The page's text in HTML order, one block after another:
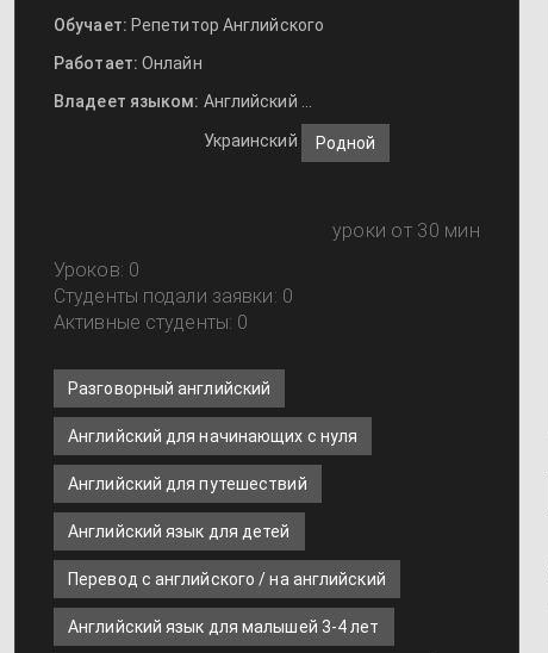
Обучает: Репетитор Английского
Работает: Онлайн
Владеет языком: Английский
Украинский Родной
уроки от 30 мин
Уроков: 0
Студенты подали заявки: 0
Активные студенты: 0
Разговорный английский
Английский для начинающих с нуля
Английский для путешествий
Английский язык для детей
Перевод с английского / на английский
Английский язык для малышей 3-4 лет